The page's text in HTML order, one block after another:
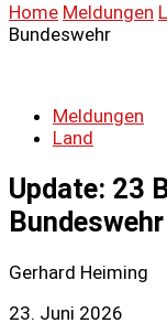
Home Meldungen
Bundeswehr
Meldungen
Land
Update: 23
Bundeswehr
Gerhard Heiming
23. Juni 2026